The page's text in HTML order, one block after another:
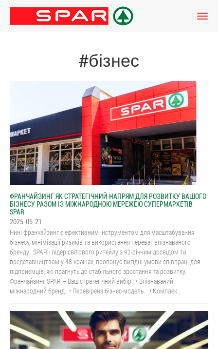
#бізнес
ФРАНЧАЙЗИНГ ЯК СТРАТЕГІЧНИЙ НАПРЯМ ДЛЯ РОЗВИТКУ ВАШОГО
БІЗНЕСУ РАЗОМ ІЗ МІЖНАРОДНОЮ МЕРЕЖЕЮ СУПЕРМАРКЕТІВ
SPAR
2025-05-21
Нині франчайзинг є ефективним інструментом для масштабування
бізнесу, мінімізації ризиків та використання переваг впізнаваного
бренду. SPAR - лідер світового ритейлу з 92-річним досвідом та
представництвом у 48 країнах, пропонує вигідні умови співпраці для
підприємців, які прагнуть до стабільного зростання та розвитку.
Франчайзинг SPAR – Ваш стратегічний вибір: • Впізнаваний
міжнародний бренд. • Перевірена бізнес-модель. • Комплек...